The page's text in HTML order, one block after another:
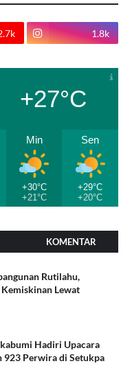
1.8k
+27°C
Min
+30°C
+21°C
Sen
+29°C
+20°C
KOMENTAR
Rutilahu,
Lewat
Hadiri Upacara
923 Perwira di Setukpa